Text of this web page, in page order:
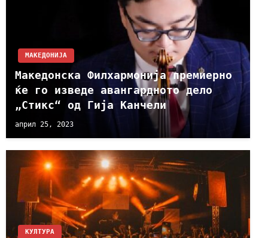
МАКЕДОНИЈА
Македонска Филхармонија премиерно
ќе го изведе авангардното дело
„Стикс“ од Гија Канчели
април 25, 2023
КУЛТУРА